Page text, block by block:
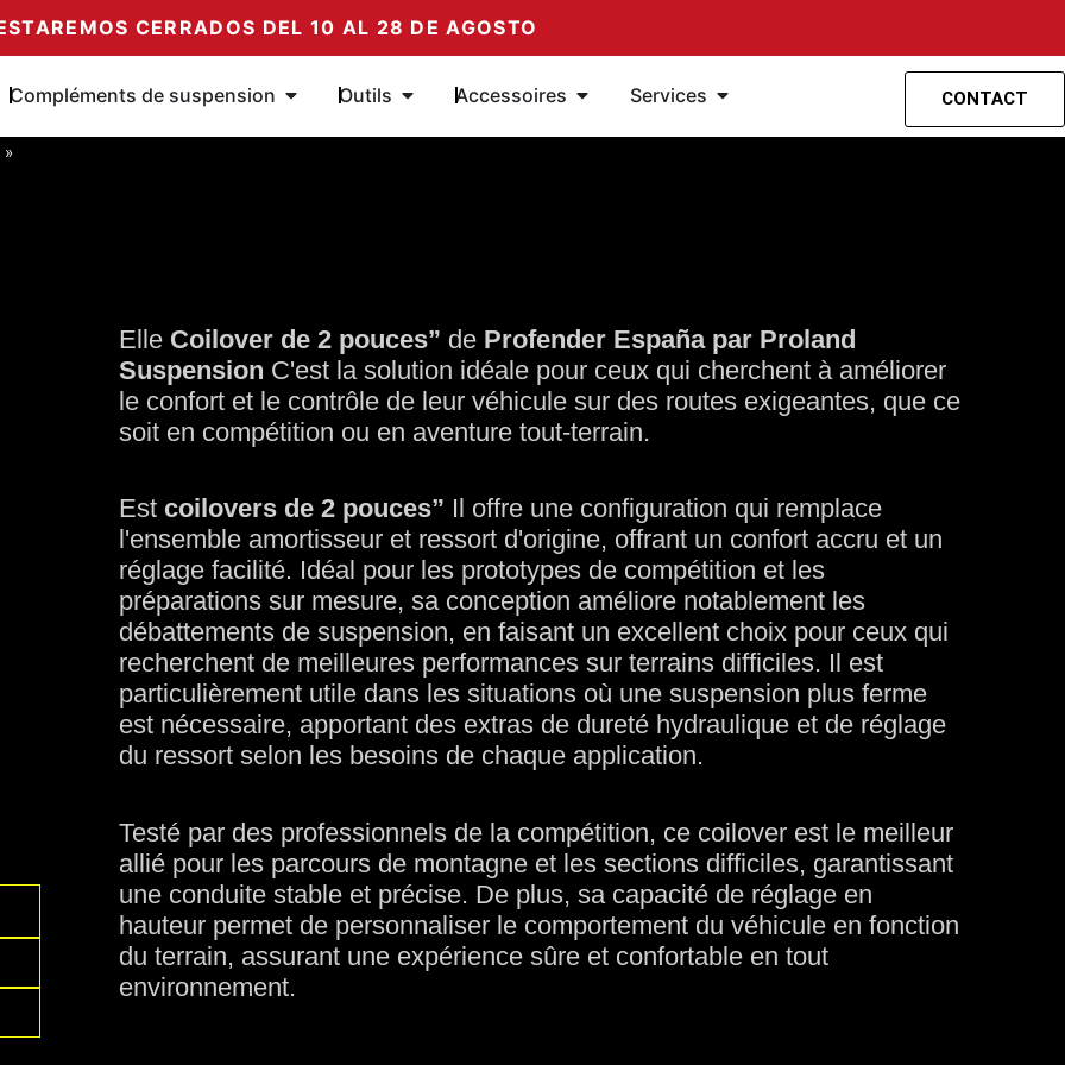
CERRADOS DEL 10 AL 28 DE AGOSTO
les amortisseurs
Compléments de suspension Ouvrir les Compléments de suspension
Outils Ouvrir les outils
Accessoires Ouvrir Accessoires
Services Ouvrir les Services CONTACT
»
Elle Coilover de 2 pouces” de Profender España par Proland
Suspension C'est la solution idéale pour ceux qui cherchent à améliorer
le confort et le contrôle de leur véhicule sur des routes exigeantes, que ce
soit en compétition ou en aventure tout-terrain.
Est coilovers de 2 pouces” Il offre une configuration qui remplace
l'ensemble amortisseur et ressort d'origine, offrant un confort accru et un
réglage facilité. Idéal pour les prototypes de compétition et les
préparations sur mesure, sa conception améliore notablement les
débattements de suspension, en faisant un excellent choix pour ceux qui
recherchent de meilleures performances sur terrains difficiles. Il est
particulièrement utile dans les situations où une suspension plus ferme
est nécessaire, apportant des extras de dureté hydraulique et de réglage
du ressort selon les besoins de chaque application.
Testé par des professionnels de la compétition, ce coilover est le meilleur
allié pour les parcours de montagne et les sections difficiles, garantissant
une conduite stable et précise. De plus, sa capacité de réglage en
hauteur permet de personnaliser le comportement du véhicule en fonction
du terrain, assurant une expérience sûre et confortable en tout
environnement.